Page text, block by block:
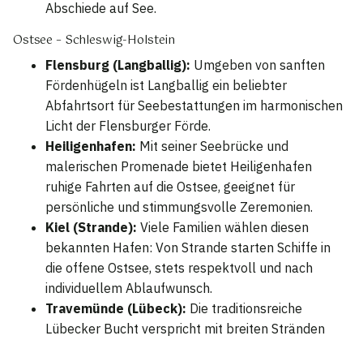
Abschiede auf See.
Ostsee – Schleswig-Holstein
Flensburg (Langballig): Umgeben von sanften
Fördenhügeln ist Langballig ein beliebter
Abfahrtsort für Seebestattungen im harmonischen
Licht der Flensburger Förde.
Heiligenhafen: Mit seiner Seebrücke und
malerischen Promenade bietet Heiligenhafen
ruhige Fahrten auf die Ostsee, geeignet für
persönliche und stimmungsvolle Zeremonien.
Kiel (Strande): Viele Familien wählen diesen
bekannten Hafen: Von Strande starten Schiffe in
die offene Ostsee, stets respektvoll und nach
individuellem Ablaufwunsch.
Travemünde (Lübeck): Die traditionsreiche
Lübecker Bucht verspricht mit breiten Stränden